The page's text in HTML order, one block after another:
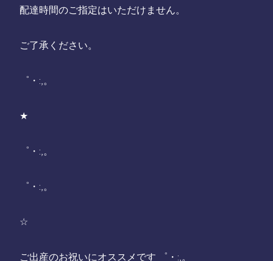
配達時間のご指定はいただけません。
ご了承ください。
゜・:,。
★
゜・:,。
゜・:,。
☆
ご出産のお祝いにオススメです ゜・:,。